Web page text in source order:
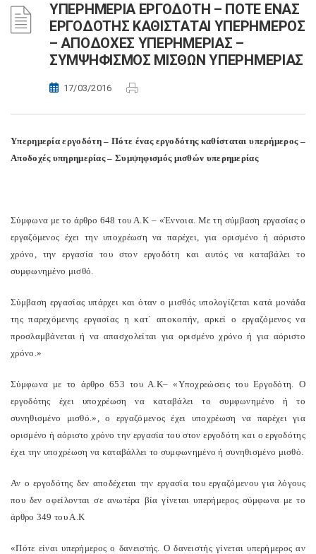
ΥΠΕΡΗΜΕΡΙΑ ΕΡΓΟΔΟΤΗ – ΠΟΤΕ ΕΝΑΣ
ΕΡΓΟΔΟΤΗΣ ΚΑΘΙΣΤΑΤΑΙ ΥΠΕΡΗΜΕΡΟΣ
– ΑΠΟΔΟΧΕΣ ΥΠΕΡΗΜΕΡΙΑΣ –
ΣΥΜΨΗΦΙΣΜΟΣ ΜΙΣΘΩΝ ΥΠΕΡΗΜΕΡΙΑΣ
17/03/2016
Υπερημερία εργοδότη – Πότε ένας εργοδότης καθίσταται υπερήμερος –
Αποδοχές υπηρημερίας – Συμψηφισμός μισθών υπερημερίας
Σύμφωνα με το άρθρο 648 του Α.Κ – «Έννοια. Με τη σύμβαση εργασίας ο
εργαζόμενος έχει την υποχρέωση να παρέχει, για ορισμένο ή αόριστο
χρόνο, την εργασία του στον εργοδότη και αυτός να καταβάλει το
συμφωνημένο μισθό.
Σύμβαση εργασίας υπάρχει και όταν ο μισθός υπολογίζεται κατά μονάδα
της παρεχόμενης εργασίας η κατ΄ αποκοπήν, αρκεί ο εργαζόμενος να
προσλαμβάνεται ή να απασχολείται για ορισμένο χρόνο ή για αόριστο
χρόνο.»
Σύμφωνα με το άρθρο 653 του Α.Κ– «Υποχρεώσεις του Εργοδότη. Ο
εργοδότης έχει υποχρέωση να καταβάλει το συμφωνημένο ή το
συνηθισμένο μισθό.», ο εργαζόμενος έχει υποχρέωση να παρέχει για
ορισμένο ή αόριστο χρόνο την εργασία του στον εργοδότη και ο εργοδότης
έχει την υποχρέωση να καταβάλλει το συμφωνημένο ή συνηθισμένο μισθό.
Αν ο εργοδότης δεν αποδέχεται την εργασία του εργαζόμενου για λόγους
που δεν οφείλονται σε ανωτέρα βία γίνεται υπερήμερος σύμφωνα με το
άρθρο 349 του Α.Κ
«Πότε είναι υπερήμερος ο δανειστής. Ο δανειστής γίνεται υπερήμερος αν